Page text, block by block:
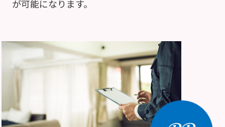
が可能になります。